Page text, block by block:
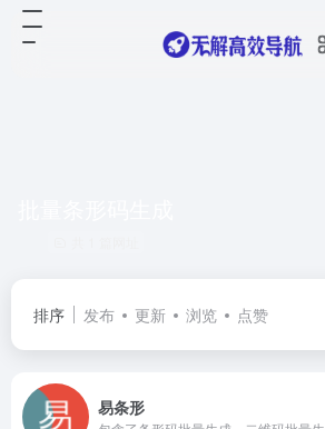
排序 发布 更新 浏览 点赞
易条形